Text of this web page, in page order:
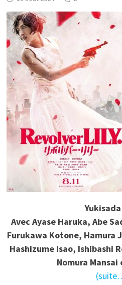
Avec Ayase Haruka, Abe
Furukawa Kotone, Hamura
Hashizume Isao, Ishibashi
Nomura